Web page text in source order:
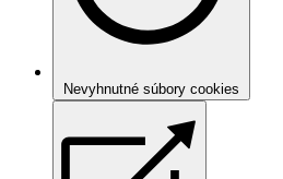
Nevyhnutné súbory cookies